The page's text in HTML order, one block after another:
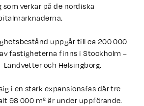
verkar på de nordiska
uppgår till ca 200 000
fastigheterna finns i Stockholm –
Landvetter och Helsingborg.
i en stark expansionsfas där tre
98 000 m² är under uppförande.